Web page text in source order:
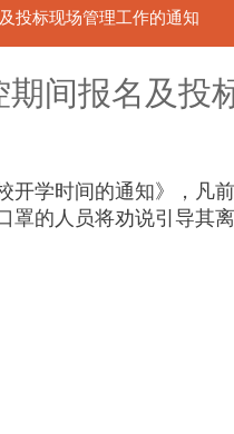
投标现场管理工作的通知
期间报名及投
学时间的通知》，凡
的人员将劝说引导其